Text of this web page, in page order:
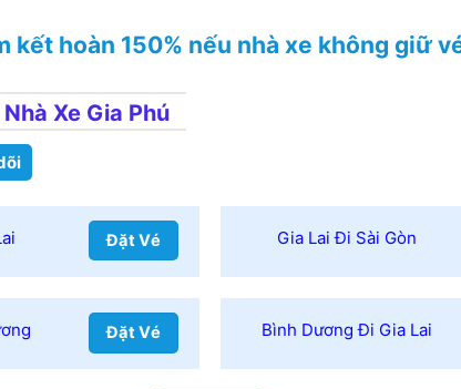
kết hoàn 150% nếu nhà xe không giữ
Xe Gia Phú
Đặt Vé Gia Lai Đi Sài Gòn
Đặt Vé Bình Dương Đi Gia Lai